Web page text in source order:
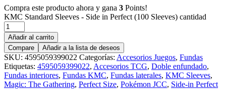
Compra este producto ahora y gana 3 Points!
KMC Standard Sleeves - Side in Perfect (100 Sleeves) cantidad
Añadir al carrito
Compare
Añadir a la lista de deseos
SKU: 4595059399022 Categorías: Accesorios Juegos, Fundas
Etiquetas: 4595059399022, Accesorios TCG, Doble enfundado,
Fundas interiores, Fundas KMC, Fundas laterales, KMC Sleeves,
Magic: The Gathering, Perfect Size, Pokémon JCC, Side-in Perfect